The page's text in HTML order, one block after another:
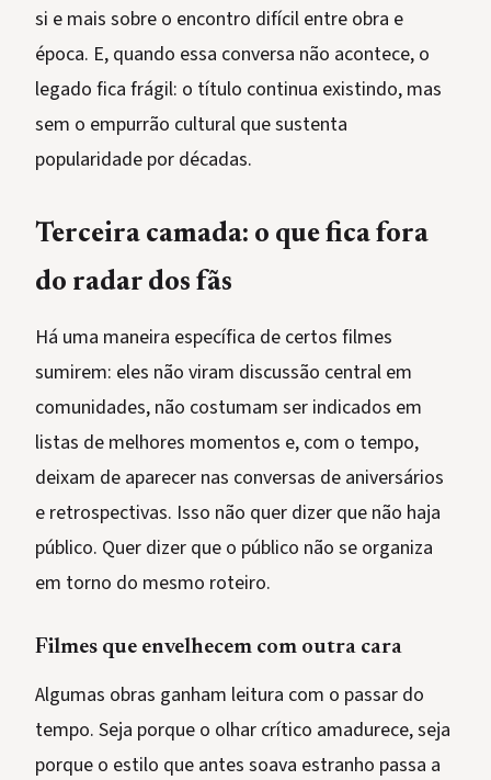
si e mais sobre o encontro difícil entre obra e
época. E, quando essa conversa não acontece, o
legado fica frágil: o título continua existindo, mas
sem o empurrão cultural que sustenta
popularidade por décadas.
Terceira camada: o que fica fora
do radar dos fãs
Há uma maneira específica de certos filmes
sumirem: eles não viram discussão central em
comunidades, não costumam ser indicados em
listas de melhores momentos e, com o tempo,
deixam de aparecer nas conversas de aniversários
e retrospectivas. Isso não quer dizer que não haja
público. Quer dizer que o público não se organiza
em torno do mesmo roteiro.
Filmes que envelhecem com outra cara
Algumas obras ganham leitura com o passar do
tempo. Seja porque o olhar crítico amadurece, seja
porque o estilo que antes soava estranho passa a